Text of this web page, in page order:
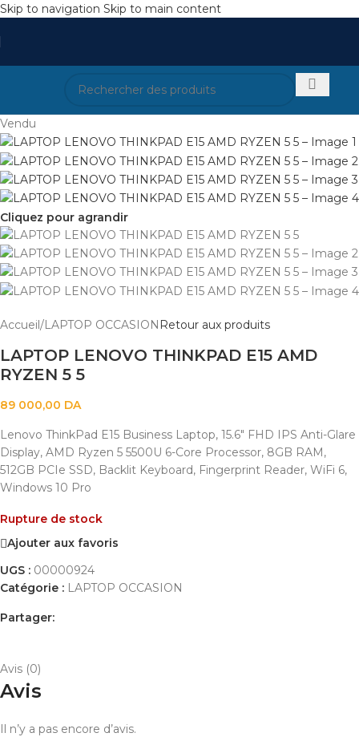
Skip to navigation Skip to main content
Vendu
Cliquez pour agrandir
Accueil/LAPTOP OCCASION Retour aux produits
LAPTOP LENOVO THINKPAD E15 AMD
RYZEN 5 5
89 000,00 DA
Lenovo ThinkPad E15 Business Laptop, 15.6″ FHD IPS Anti-Glare
Display, AMD Ryzen 5 5500U 6-Core Processor, 8GB RAM,
512GB PCIe SSD, Backlit Keyboard, Fingerprint Reader, WiFi 6,
Windows 10 Pro
Rupture de stock
Ajouter aux favoris
UGS : 00000924
Catégorie : LAPTOP OCCASION
Partager:
Avis (0)
Avis
Il n’y a pas encore d’avis.